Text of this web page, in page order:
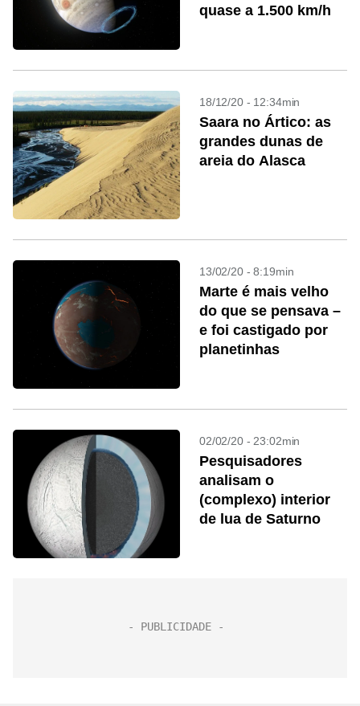
quase a 1.500 km/h
18/12/20 - 12:34min
Saara no Ártico: as
grandes dunas de
areia do Alasca
13/02/20 - 8:19min
Marte é mais velho
do que se pensava –
e foi castigado por
planetinhas
02/02/20 - 23:02min
Pesquisadores
analisam o
(complexo) interior
de lua de Saturno